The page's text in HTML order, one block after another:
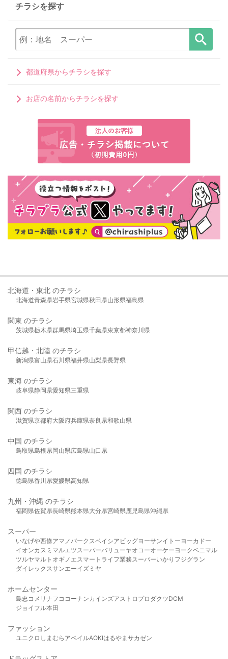
チラシを探す
都道府県からチラシを探す
お店の名前からチラシを探す
北海道・東北 のチラシ
北海道青森県岩手県宮城県秋田県山形県福島県
関東 のチラシ
茨城県栃木県群馬県埼玉県千葉県東京都神奈川県
甲信越・北陸 のチラシ
新潟県富山県石川県福井県山梨県長野県
東海 のチラシ
岐阜県静岡県愛知県三重県
関西 のチラシ
滋賀県京都府大阪府兵庫県奈良県和歌山県
中国 のチラシ
鳥取県島根県岡山県広島県山口県
四国 のチラシ
徳島県香川県愛媛県高知県
九州・沖縄 のチラシ
福岡県佐賀県長崎県熊本県大分県宮崎県鹿児島県沖縄県
スーパー
いなげや西條アマノパークスベイシア ビッグヨーサンイトーヨーカドー
イオンカスミ マルエツスーパーバリューヤオコーオーケー ヨークベニマル
ツルヤマルト オギノ エスマート ライフ業務スーパーいかり フジグラン
ダイレックスサンエーイズミヤ
ホームセンター
島忠 コメリ ナフコ コーナンカインズアストロプロダクツDCM
ジョイフル本田
ファッション
ユニクロ しまむら アベイルAOKIはるやま サカゼン